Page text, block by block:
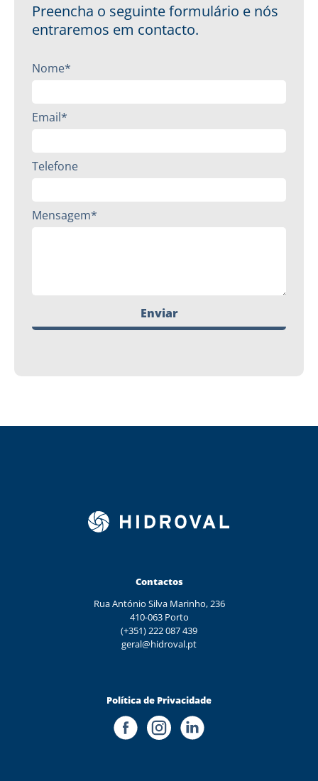
Preencha o seguinte formulário e nós
entraremos em contacto.
Nome*
Email*
Telefone
Mensagem*
Enviar
Contactos
Rua António Silva Marinho, 236
410-063 Porto
(+351) 222 087 439
geral@hidroval.pt
Política de Privacidade